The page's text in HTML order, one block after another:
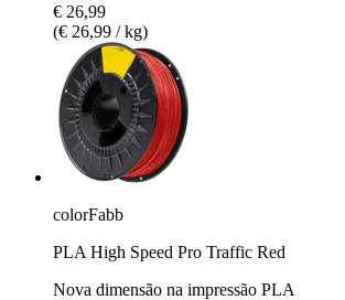
€ 26,99
(€ 26,99 / kg)
colorFabb
PLA High Speed Pro Traffic Red
Nova dimensão na impressão PLA